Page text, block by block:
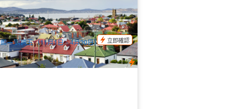
Bonorong塔斯惡魔野生動物園 全天遊
（英文, 霍巴特出發）
159 已預訂
AUD $170.00 $190.00
TAS06435
周一到週五（11月1日 - 4月30日）/ 星期二、
星期四和星期五（5月1日 - 10月31日）
立即確認